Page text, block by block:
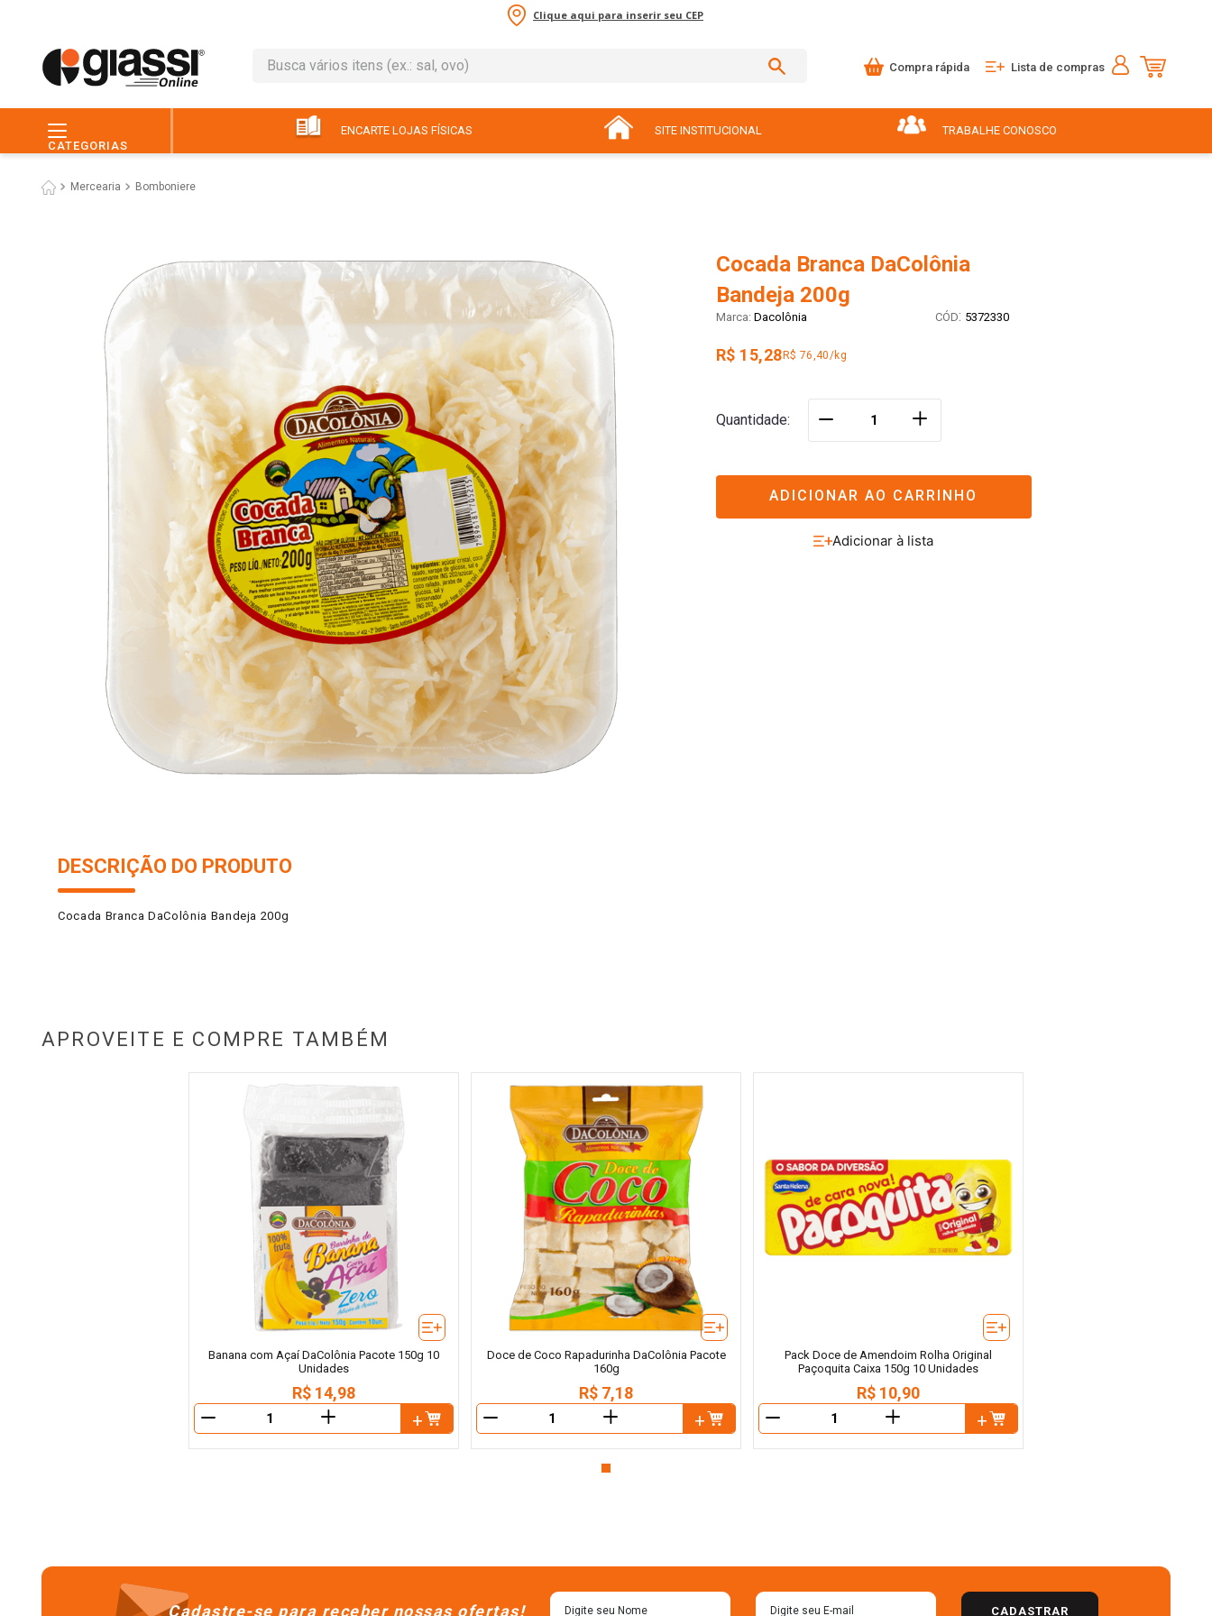
Clique aqui para inserir seu CEP
Busca vários itens (ex.: sal, ovo)
Compra rápida Lista de compras
CATEGORIAS
ENCARTE LOJAS FÍSICAS SITE INSTITUCIONAL TRABALHE CONOSCO
Mercearia Bomboniere
Cocada Branca DaColônia
Bandeja 200g
Dacolônia : 5372330
R$ 15,28R$ 76,40/kg
Quantidade ＋
ADICIONAR AO CARRINHO
DESCRIÇÃO DO PRODUTO
Cocada Branca DaColônia Bandeja 200g
APROVEITE E COMPRE TAMBÉM
Banana com Açaí DaColônia Pacote 150g 10
Unidades
R$ 14,98
＋
Doce de Coco Rapadurinha DaColônia Pacote
160g
R$ 7,18
＋
Pack Doce de Amendoim Rolha Original
Paçoquita Caixa 150g 10 Unidades
R$ 10,90
＋
Cadastre-se para receber nossas ofertas! CADASTRAR
leite
pão
7 macarrão
8º iogurte
10º arroz